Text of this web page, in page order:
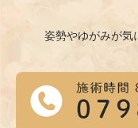
姿勢やゆがみが気